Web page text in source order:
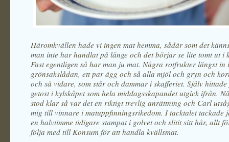
Häromkvällen hade vi ingen mat hemma, sådär som det
man inte har handlat på länge och det börjar se lite tomt ut i
Fast egentligen så har man ju mat. Några rotfrukter längst in i
grönsakslådan, ett par ägg och så alla mjöl och gryn och
och så vidare, som står och dammar i skafferiet. Själv
getost i kylskåpet som hela middagsskapandet utgick ifrån.
stod klar så var det en riktigt trevlig anrättning och Carl
mig till vinnare i matuppfinningsrikedom. I tacktalet tackade
en halvtimme tidigare stampat i golvet och slitit sitt hår, allt
följa med till Konsum för att handla kvällsmat.